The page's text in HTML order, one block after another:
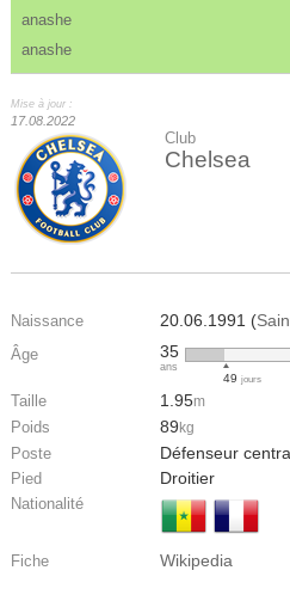
anashe
anashe
Mise à jour :
17.08.2022
Club
Chelsea
Naissance 20.06.1991 (
Âge 35
ans
49 jours
Taille 1.95m
Poids 89 kg
Poste Défenseur
Pied Droitier
Nationalité
Fiche Wikipedia